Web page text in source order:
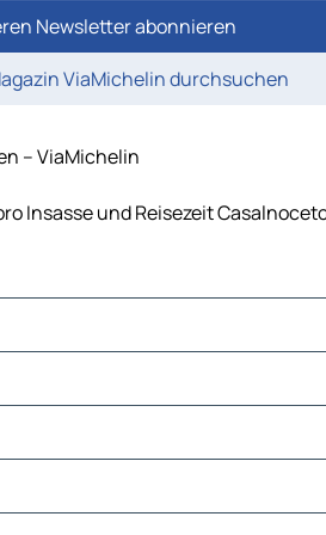
Newsletter abonnieren
ViaMichelin durchsuchen
– ViaMichelin
Insasse und Reisezeit